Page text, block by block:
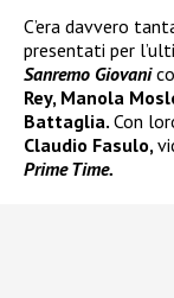
C’era davvero
presentati per
Sanremo Giovani
Rey, Manola
Battaglia. Con
Claudio Fasulo,
Prime Time.